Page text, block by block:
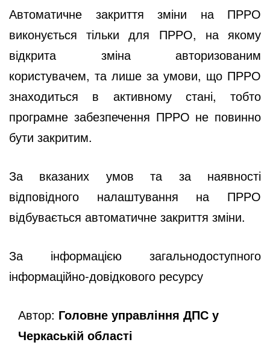
Автоматичне закриття зміни на ПРРО
виконується тільки для ПРРО, на якому
відкрита зміна авторизованим
користувачем, та лише за умови, що ПРРО
знаходиться в активному стані, тобто
програмне забезпечення ПРРО не повинно
бути закритим.
За вказаних умов та за наявності
відповідного налаштування на ПРРО
відбувається автоматичне закриття зміни.
За інформацією загальнодоступного
інформаційно-довідкового ресурсу
Автор: Головне управління ДПС у
Черкаській області